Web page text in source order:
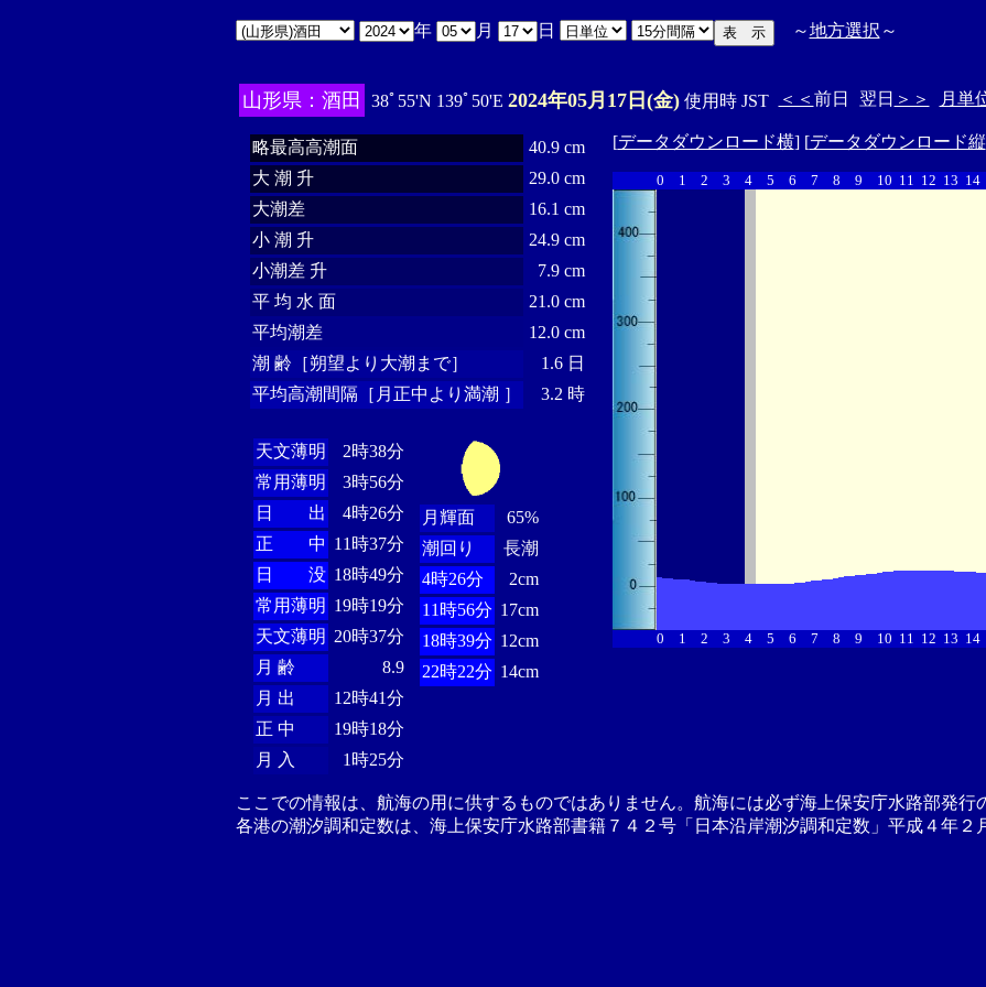
年 月 日 ～地方選択 ～
山形県：酒田 38ﾟ55'N 139ﾟ50'E 2024年05月17日(金)使用時 JST ＜＜ 前日 翌日 ＞＞ 月単
略最高高潮面
40.9 cm
大 潮 升
29.0 cm
大潮差
16.1 cm
小 潮 升
24.9 cm
小潮差 升
7.9 cm
平 均 水 面
21.0 cm
平均潮差
12.0 cm
潮 齢［朔望より大潮まで］
1.6 日
平均高潮間隔［月正中より満潮 ］
3.2 時
天文薄明
2時38分
常用薄明
3時56分
日 出
4時26分
正 中 11時37分
日 没 18時49分
常用薄明 19時19分
天文薄明 20時37分
月 齢
8.9
月 出
12時41分
正 中
19時18分
月 入
1時25分
月輝面
65%
潮回り
長潮
4時26分
2cm
11時56分 17cm
18時39分 12cm
22時22分 14cm
[データダウンロード横] [データダウンロード縦
0 1 2 3 4 5 6 7 8 9 10 11 12 13 14
0 1 2 3 4 5 6 7 8 9 10 11 12 13 14
ここでの情報は、航海の用に供するものではありません。航海には必ず海上保安庁水路部発行
各港の潮汐調和定数は、海上保安庁水路部書籍７４２号「日本沿岸潮汐調和定数」平成４年２